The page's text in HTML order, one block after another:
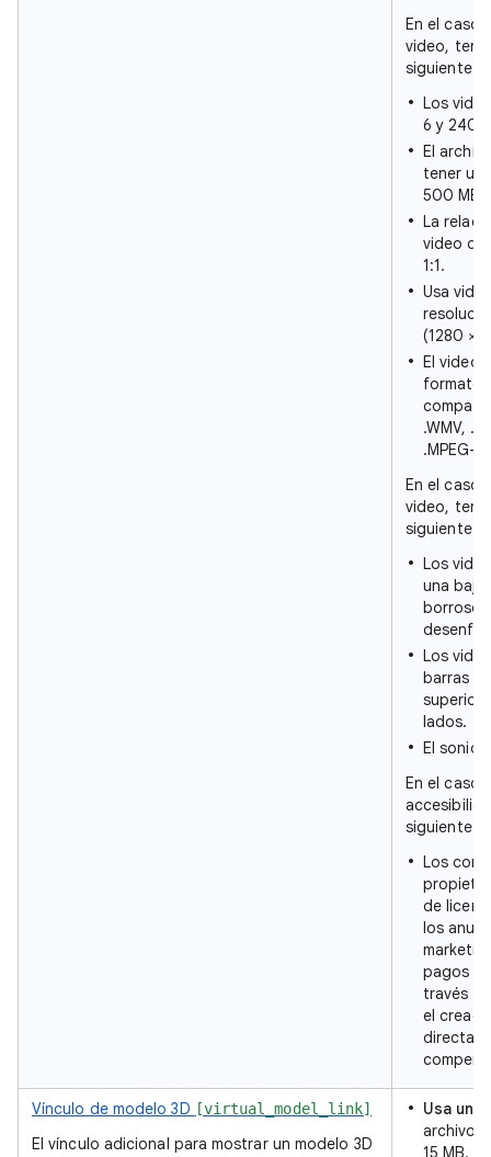
En el caso
video, ten
siguiente:
Los
6 y 240
El
tener un
500 MB.
La
video
1:1.
Usa
(1280 ×
El video
formato
.WMV,
.MPEG-
En el caso
video, ten
siguiente:
Los
una baja
Los
barras
lados.
El
En el caso
siguiente:
Los
de
los
pagos a
través
el
Vínculo de modelo 3D [virtual_model_link]
El vínculo adicional para mostrar un modelo 3D
Usa un
archivo
15 MB.